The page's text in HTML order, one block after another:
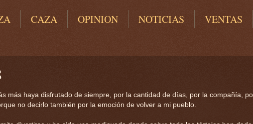
CAZA OPINION NOTICIAS VENTAS
más haya disfrutado de siempre, por la cantidad de días, por la compañía,
no decirlo también por la emoción de volver a mi pueblo.